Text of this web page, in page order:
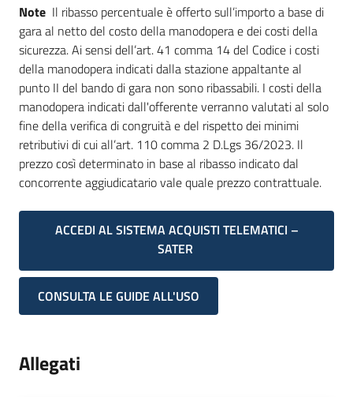
Note Il ribasso percentuale è offerto sull’importo a base di
gara al netto del costo della manodopera e dei costi della
sicurezza. Ai sensi dell’art. 41 comma 14 del Codice i costi
della manodopera indicati dalla stazione appaltante al
punto II del bando di gara non sono ribassabili. I costi della
manodopera indicati dall'offerente verranno valutati al solo
fine della verifica di congruità e del rispetto dei minimi
retributivi di cui all’art. 110 comma 2 D.Lgs 36/2023. Il
prezzo così determinato in base al ribasso indicato dal
concorrente aggiudicatario vale quale prezzo contrattuale.
ACCEDI AL SISTEMA ACQUISTI TELEMATICI –
SATER
CONSULTA LE GUIDE ALL'USO
Allegati